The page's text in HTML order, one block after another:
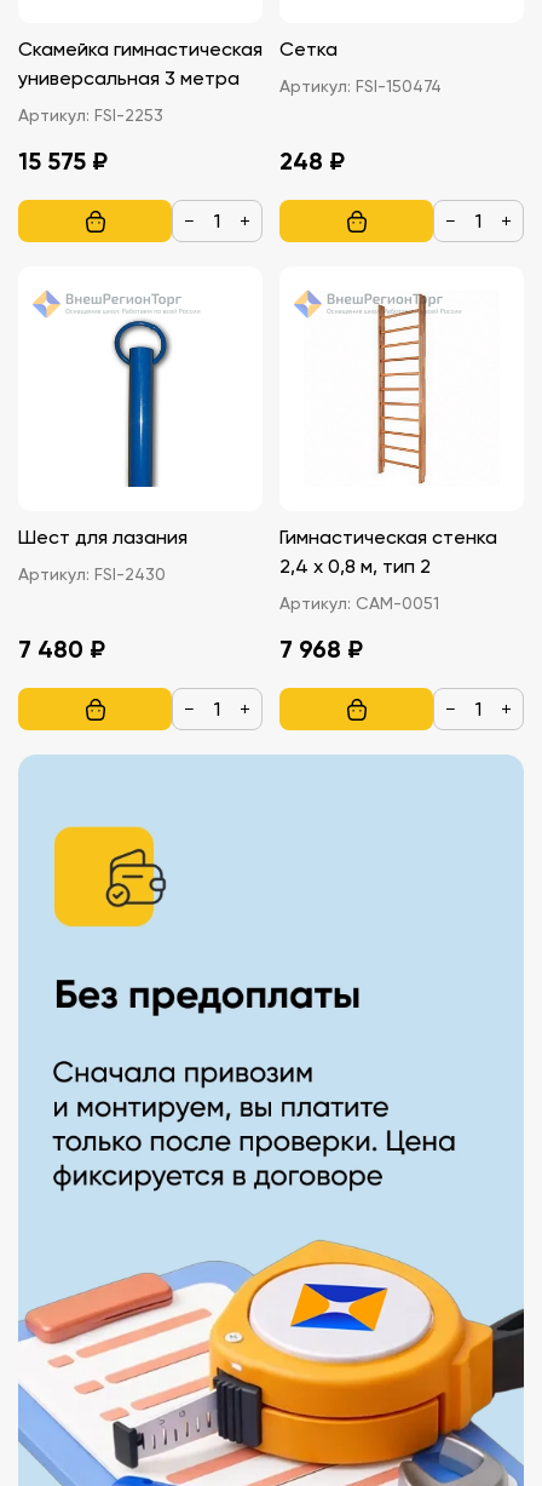
Скамейка гимнастическая
универсальная 3 метра
Артикул: FSI-2253
15 575 ₽
− +
Сетка
Артикул: FSI-150474
248 ₽
− +
Шест для лазания
Артикул: FSI-2430
7 480 ₽
− +
Гимнастическая стенка
2,4 х 0,8 м, тип 2
Артикул: САМ-0051
7 968 ₽
− +